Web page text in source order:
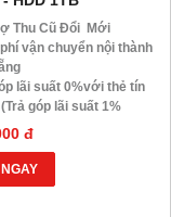
Thu Cũ Đổi Mới
vận chuyển nội thành
lãi suất 0%với thẻ tín
góp lãi suất 1%
- chỉ cần CMND
hộ khẩu gốc )
nâng cấp Ram-
đ